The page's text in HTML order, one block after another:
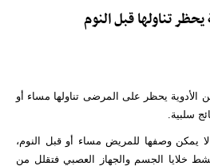
ان هناك 3 أنواع من الأدوية يحظر على المرضى تناولها مساء أو
سلبية.
لا يمكن وصفها للمريض مساء أو قبل النوم،
تنشط خلايا الجسم والجهاز العصبي فتقلل من